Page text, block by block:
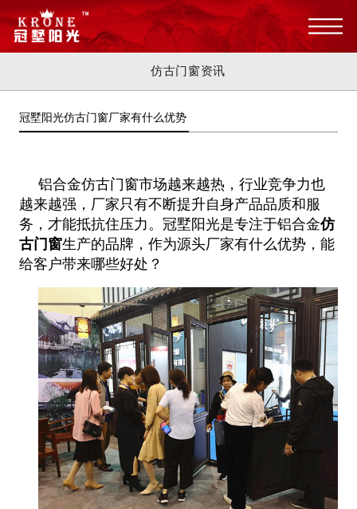
仿古门窗资讯
冠墅阳光仿古门窗厂家有什么优势
铝合金仿古门窗市场越来越热，行业竞争力也
越来越强，厂家只有不断提升自身产品品质和服
务，才能抵抗住压力。冠墅阳光是专注于铝合金仿
古门窗生产的品牌，作为源头厂家有什么优势，能
给客户带来哪些好处？